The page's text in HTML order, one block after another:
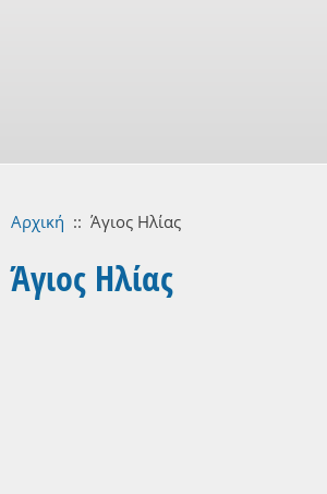
Αρχική :: Άγιος Ηλίας
Άγιος Ηλίας